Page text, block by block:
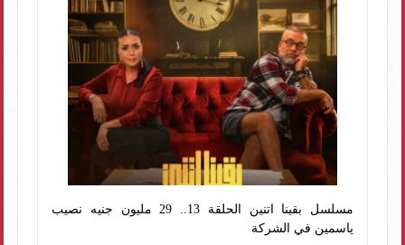
مسلسل بقينا اتنين الحلقة 13.. 29 مليون جنيه نصيب
ياسمين في الشركة